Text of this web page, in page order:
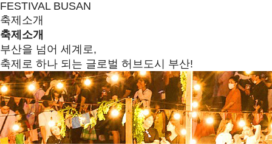
FESTIVAL BUSAN
축제소개
축제소개
부산을 넘어 세계로,
축제로 하나 되는 글로벌 허브도시 부산!